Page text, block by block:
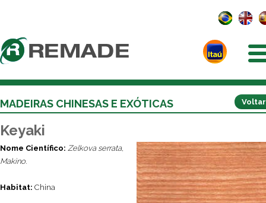
Voltar
MADEIRAS CHINESAS E EXÓTICAS
Keyaki
Nome Científico: Zelkova serrata,
Makino.
Habitat: China